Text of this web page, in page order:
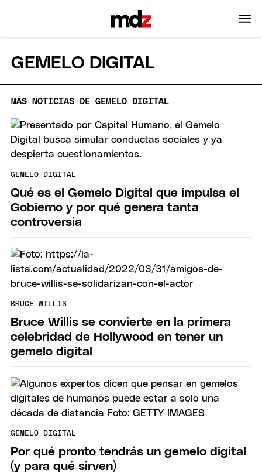
GEMELO DIGITAL
MÁS NOTICIAS DE GEMELO DIGITAL
GEMELO DIGITAL
Qué es el Gemelo Digital que impulsa el
Gobierno y por qué genera tanta
controversia
BRUCE WILLIS
Bruce Willis se convierte en la primera
celebridad de Hollywood en tener un
gemelo digital
GEMELO DIGITAL
Por qué pronto tendrás un gemelo digital
(y para qué sirven)